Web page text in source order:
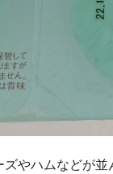
やハムなどが